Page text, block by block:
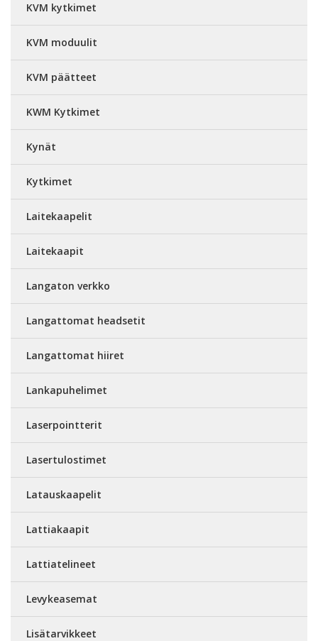
KVM kytkimet
KVM moduulit
KVM päätteet
KWM Kytkimet
Kynät
Kytkimet
Laitekaapelit
Laitekaapit
Langaton verkko
Langattomat headsetit
Langattomat hiiret
Lankapuhelimet
Laserpointterit
Lasertulostimet
Latauskaapelit
Lattiakaapit
Lattiatelineet
Levykeasemat
Lisätarvikkeet